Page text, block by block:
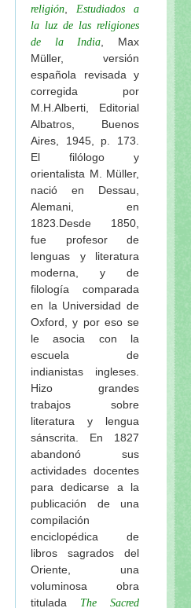
religión
Estudiados a
la luz de las religiones
de la India , Max
Müller, versión
española revisada y
corregida por
M.H.Alberti, Editorial
Albatros, Buenos
Aires, 1945, p. 173.
El filólogo y
orientalista M. Müller,
nació en Dessau,
Alemani, en
1823.Desde 1850,
fue profesor de
lenguas y literatura
moderna, y de
filología comparada
en la Universidad de
Oxford, y por eso se
le asocia con la
escuela de
indianistas ingleses.
Hizo grandes
trabajos sobre
literatura y lengua
sánscrita. En 1827
abandonó sus
actividades docentes
para dedicarse a la
publicación de una
compilación
enciclopédica de
libros sagrados del
Oriente, una
voluminosa obra
titulada The Sacred